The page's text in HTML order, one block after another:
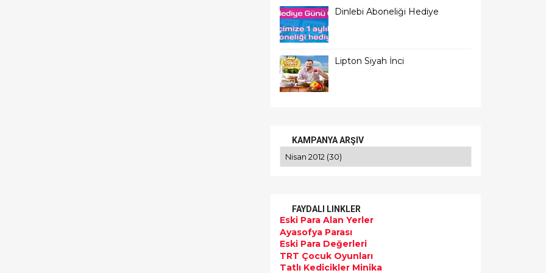
Dinlebi Aboneliği Hediye
Lipton Siyah İnci
KAMPANYA ARŞIV
FAYDALI LINKLER
Eski Para Alan Yerler
Ayasofya Parası
Eski Para Değerleri
TRT Çocuk Oyunları
Tatlı Kedicikler Minika